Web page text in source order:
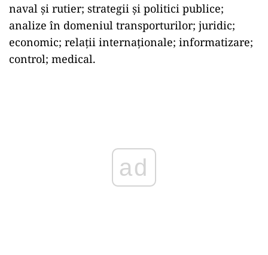
naval şi rutier; strategii şi politici publice;
analize în domeniul transporturilor; juridic;
economic; relaţii internaţionale; informatizare;
control; medical.